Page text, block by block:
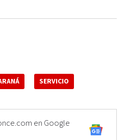
SERVICIO
en Google